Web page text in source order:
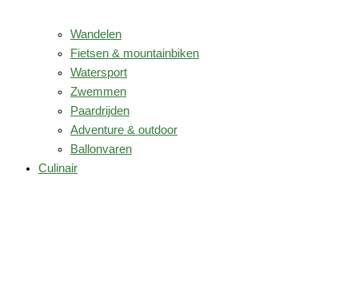
Wandelen
Fietsen & mountainbiken
Watersport
Zwemmen
Paardrijden
Adventure & outdoor
Ballonvaren
Culinair